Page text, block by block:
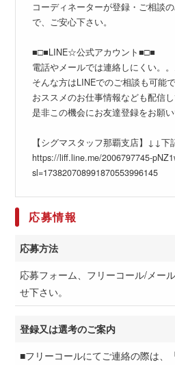
コーディネーターが登録・ご相談
で、ご安心下さい。
■□■LINE☆公式アカウント■□■
電話やメールでは連絡しにくい。。
そんな方はLINEでのご相談も可能
おススメのお仕事情報なども配信し
是非この機会にお友達登録をお願
【シグマスタッフ那覇支店】↓↓
https://liff.line.me/2006797745-
sl=173820708991870553996145
応募情報
応募方法
応募フォーム、フリーコール/メー
せ下さい。
登録又は選考のご案内
■フリーコールにてご連絡の際は、